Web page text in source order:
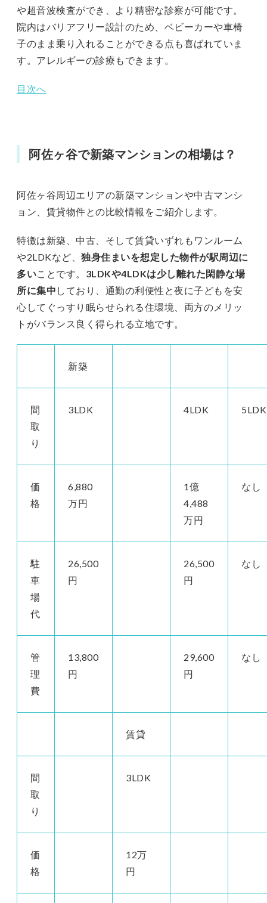
や超音波検査ができ、より精密な診察が可能です。
院内はバリアフリー設計のため、ベビーカーや車椅
子のまま乗り入れることができる点も喜ばれていま
す。アレルギーの診療もできます。
目次へ
阿佐ヶ谷で新築マンションの相場は？
阿佐ヶ谷周辺エリアの新築マンションや中古マンシ
ョン、賃貸物件との比較情報をご紹介します。
特徴は新築、中古、そして賃貸いずれもワンルーム
や2LDKなど、 独身住まいを想定した物件が駅周辺に
多いことです。 3LDKや4LDKは少し離れた閑静な場
所に集中 しており、通勤の利便性と夜に子どもを安
心してぐっすり眠らせられる住環境、両方のメリッ
トがバランス良く得られる立地です。
新築
間
取
り
3LDK 4LDK 5LDK
価
格
6,880
万円
1億
4,488
万円
なし
駐
車
場
代
26,500
円
26,500
円
なし
管
理
費
13,800
円
29,600
円
なし
賃貸
間
取
り
3LDK
価
格
12万
円